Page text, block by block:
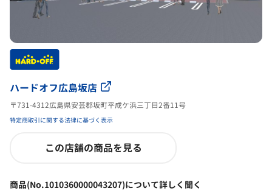
ハードオフ広島坂店
〒731-4312広島県安芸郡坂町平成ケ浜三丁目2番11号
特定商取引に関する法律に基づく表示
この店舗の商品を見る
商品(No.1010360000043207)について詳しく聞く